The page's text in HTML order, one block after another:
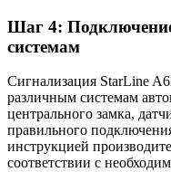
Шаг 4:
системам
Сигнализация StarLine
различным системам
центрального замка,
правильного
инструкцией
соответствии с